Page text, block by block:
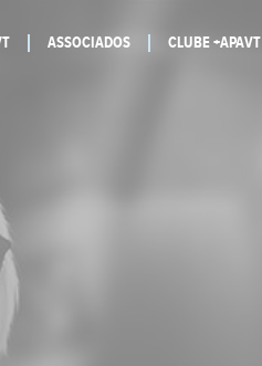
ASSOCIADOS CLUBE +APAVT